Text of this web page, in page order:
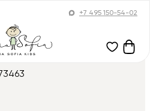
+7 495 150-54-02